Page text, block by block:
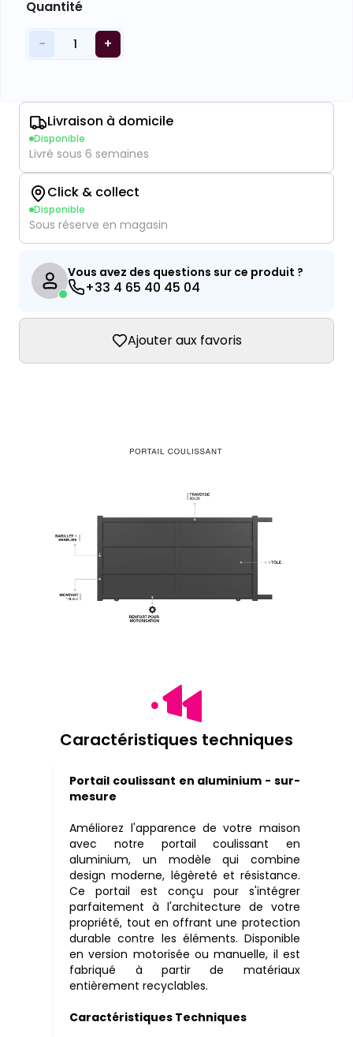
Quantité
− 1 +
Livraison à domicile
Disponible
Livré sous 6 semaines
Click & collect
Disponible
Sous réserve en magasin
Vous avez des questions sur ce produit ?
+33 4 65 40 45 04
Ajouter aux favoris
Caractéristiques techniques
Portail coulissant en aluminium - sur-
mesure
Améliorez l'apparence de votre maison
avec notre portail coulissant en
aluminium, un modèle qui combine
design moderne, légèreté et résistance.
Ce portail est conçu pour s'intégrer
parfaitement à l'architecture de votre
propriété, tout en offrant une protection
durable contre les éléments. Disponible
en version motorisée ou manuelle, il est
fabriqué à partir de matériaux
entièrement recyclables.
Caractéristiques Techniques